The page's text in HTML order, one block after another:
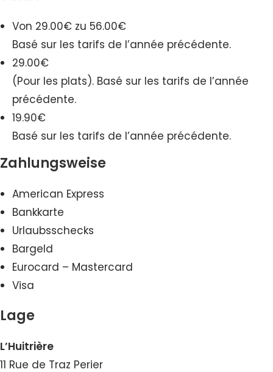
Von 29.00€ zu 56.00€
Basé sur les tarifs de l’année précédente.
29.00€
(Pour les plats). Basé sur les tarifs de l’année
précédente.
19.90€
Basé sur les tarifs de l’année précédente.
Zahlungsweise
American Express
Bankkarte
Urlaubsschecks
Bargeld
Eurocard – Mastercard
Visa
Lage
L’Huitrière
11 Rue de Traz Perier